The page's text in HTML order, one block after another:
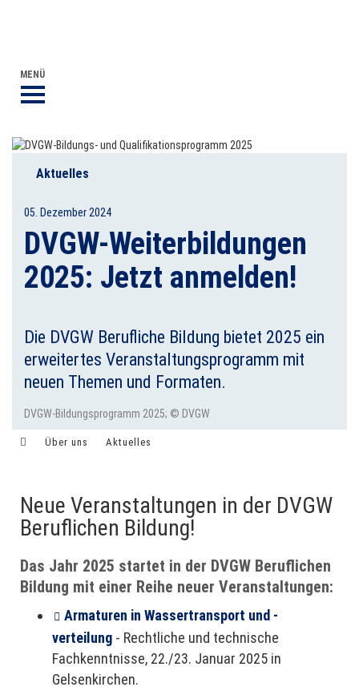
MENÜ
Aktuelles
05. Dezember 2024
DVGW-Weiterbildungen
2025: Jetzt anmelden!
Die DVGW Berufliche Bildung bietet 2025 ein
erweitertes Veranstaltungsprogramm mit
neuen Themen und Formaten.
DVGW-Bildungsprogramm 2025; © DVGW
Über uns Aktuelles
Neue Veranstaltungen in der DVGW
Beruflichen Bildung!
Das Jahr 2025 startet in der DVGW Beruflichen
Bildung mit einer Reihe neuer Veranstaltungen:
Armaturen in Wassertransport und -
verteilung - Rechtliche und technische
Fachkenntnisse, 22./23. Januar 2025 in
Gelsenkirchen.